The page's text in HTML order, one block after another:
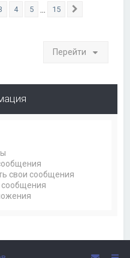
154 5 15
Перейти
свои сообщения
сообщения